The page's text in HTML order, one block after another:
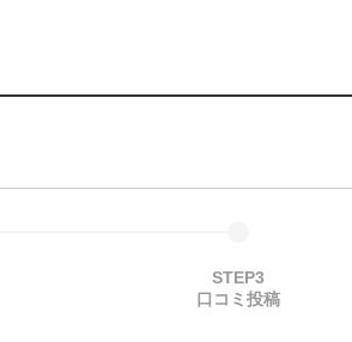
STEP3
口コミ投稿